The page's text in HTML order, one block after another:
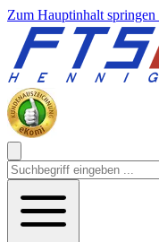
Zum Hauptinhalt springen